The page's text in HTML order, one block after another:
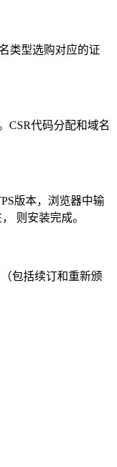
类型选购对应的证
CSR代码分配和域名
版本，浏览器中输
则安装完成。
包括续订和重新颁